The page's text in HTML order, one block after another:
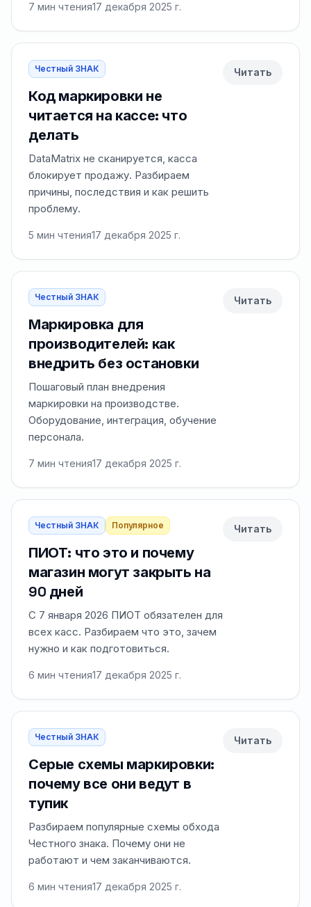
7 мин чтения17 декабря 2025 г.
Честный ЗНАК
Код маркировки не
читается на кассе: что
делать
DataMatrix не сканируется, касса
блокирует продажу. Разбираем
причины, последствия и как решить
проблему.
5 мин чтения17 декабря 2025 г.
Читать
Честный ЗНАК
Маркировка для
производителей: как
внедрить без остановки
Пошаговый план внедрения
маркировки на производстве.
Оборудование, интеграция, обучение
персонала.
7 мин чтения17 декабря 2025 г.
Читать
Честный ЗНАК Популярное
ПИОТ: что это и почему
магазин могут закрыть на
90 дней
С 7 января 2026 ПИОТ обязателен для
всех касс. Разбираем что это, зачем
нужно и как подготовиться.
6 мин чтения17 декабря 2025 г.
Читать
Честный ЗНАК
Серые схемы маркировки:
почему все они ведут в
тупик
Разбираем популярные схемы обхода
Честного знака. Почему они не
работают и чем заканчиваются.
6 мин чтения17 декабря 2025 г.
Читать